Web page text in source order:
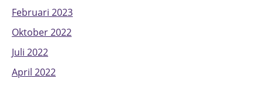
Februari 2023
Oktober 2022
Juli 2022
April 2022